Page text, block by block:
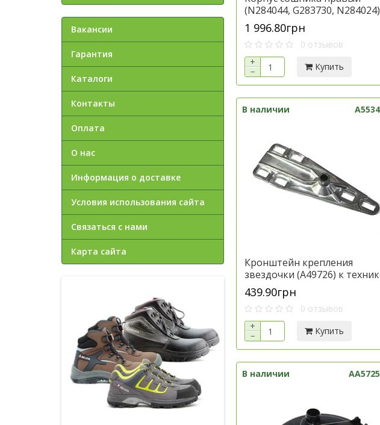
Вакансии
Гарантия
Каталоги
Контакты
Оплата
О нас
Информация о доставке
Условия использования сайта
Связаться с нами
Карта сайта
(N284044, G283730,
технике Джон Дир, артикул
N283730
1 996.80грн
0 отзывов
+
−
Купить
В наличии
Кронштейн крепления
звездочки (A49726) к
Джон Дир, артикул A55343.P
439.90грн
0 отзывов
+
−
Купить
В наличии